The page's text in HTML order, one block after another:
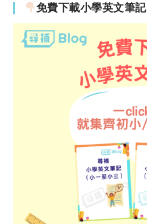
免費下載小學英文筆記